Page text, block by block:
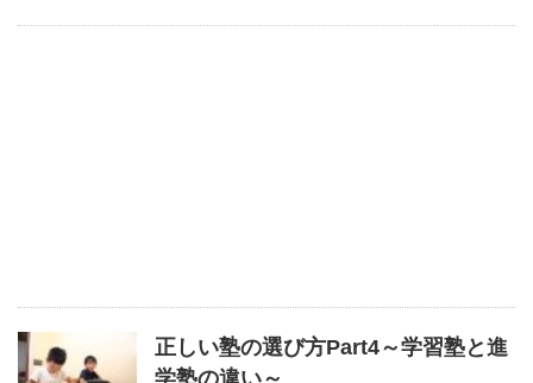
正しい塾の選び方Part4～学習塾と進
学塾の違い～